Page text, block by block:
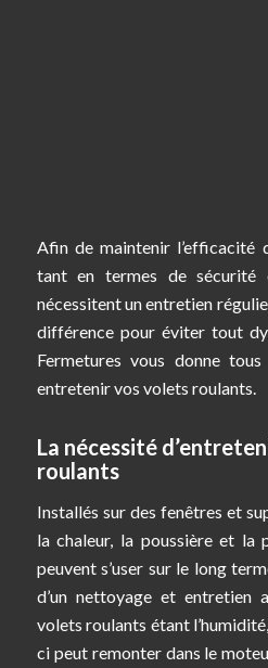
Afin de maintenir l’efficacité
tant en termes de sécurité
nécessitent un entretien
différence pour éviter tout
Fermetures vous donne
entretenir vos volets roulants.
La nécessité
roulants
Installés sur des fenêtres et
la chaleur, la poussière et la
peuvent s’user sur le long
d’un nettoyage et entretien
volets roulants étant
ci peut remonter dans le